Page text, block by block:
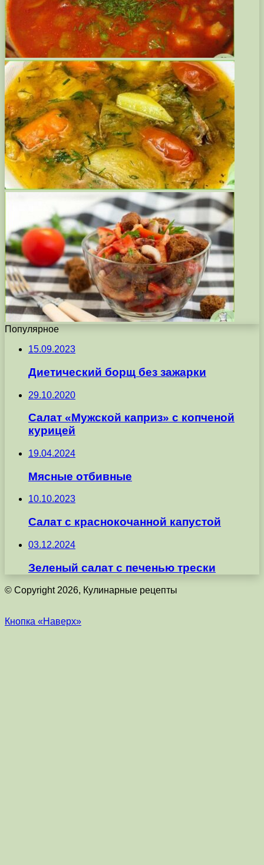
Популярное
15.09.2023
Диетический борщ без зажарки
29.10.2020
Салат «Мужской каприз» с копченой
курицей
19.04.2024
Мясные отбивные
10.10.2023
Салат с краснокочанной капустой
03.12.2024
Зеленый салат с печенью трески
© Copyright 2026, Кулинарные рецепты
Кнопка «Наверх»